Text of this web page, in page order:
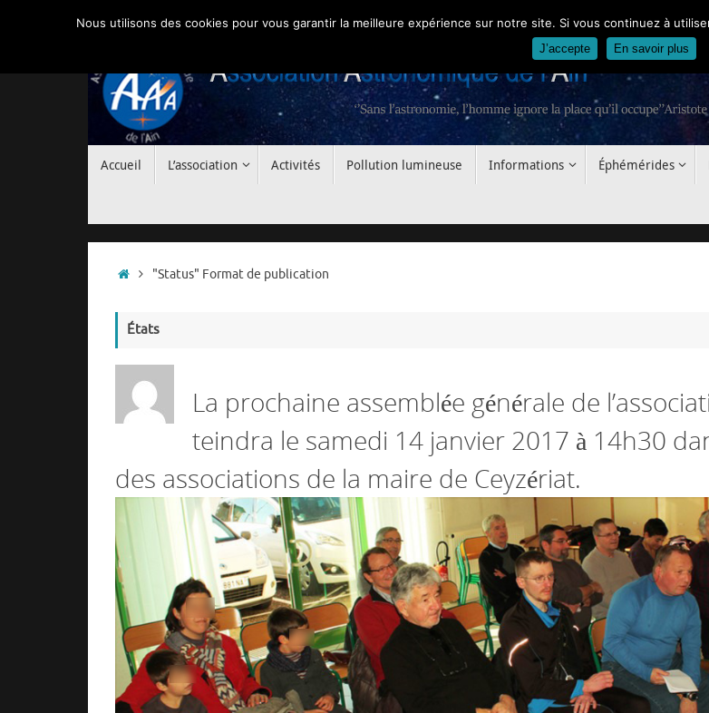
Accueil L’association Activités Pollution lumineuse Informations Éphémérides
Accueil
"Status" Format de publication
États
La prochaine assemblée générale de
teindra le samedi 14 janvier 2017 à 14h30
des associations de la maire de Ceyzériat.
Nous utilisons des cookies pour vous garantir la meilleure expérience sur notre site. Si vous continuez à
J’accepte En savoir plus